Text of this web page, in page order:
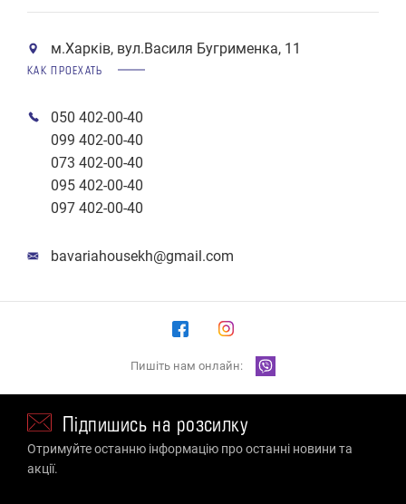
м.Харків, вул.Василя Бугрименка, 11
КАК ПРОЕХАТЬ
050 402-00-40
099 402-00-40
073 402-00-40
095 402-00-40
097 402-00-40
bavariahousekh@gmail.com
Пишіть нам онлайн:
Підпишись на розсилку
Отримуйте останню інформацію про останні новини та
акції.